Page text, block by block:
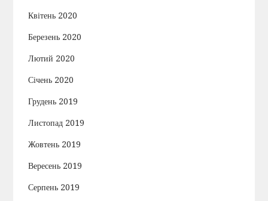
Квітень 2020
Березень 2020
Лютий 2020
Січень 2020
Грудень 2019
Листопад 2019
Жовтень 2019
Вересень 2019
Серпень 2019